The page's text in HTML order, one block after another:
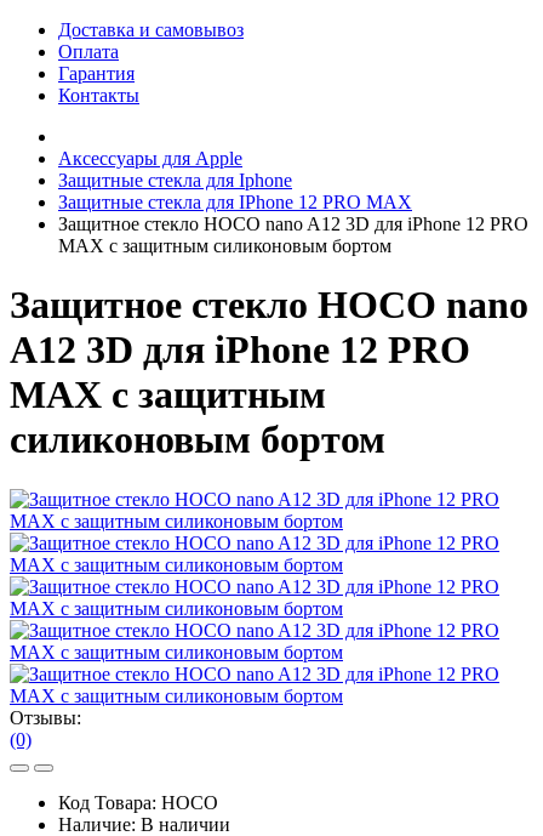
Доставка и самовывоз
Оплата
Гарантия
Контакты
Аксессуары для Apple
Защитные стекла для Iphone
Защитные стекла для IPhone 12 PRO MAX
Защитное стекло HOCO nano A12 3D для iPhone 12 PRO
MAX с защитным силиконовым бортом
Защитное стекло HOCO nano
A12 3D для iPhone 12 PRO
MAX с защитным
силиконовым бортом
Отзывы:
(0)
Код Товара: HOCO
Наличие: В наличии